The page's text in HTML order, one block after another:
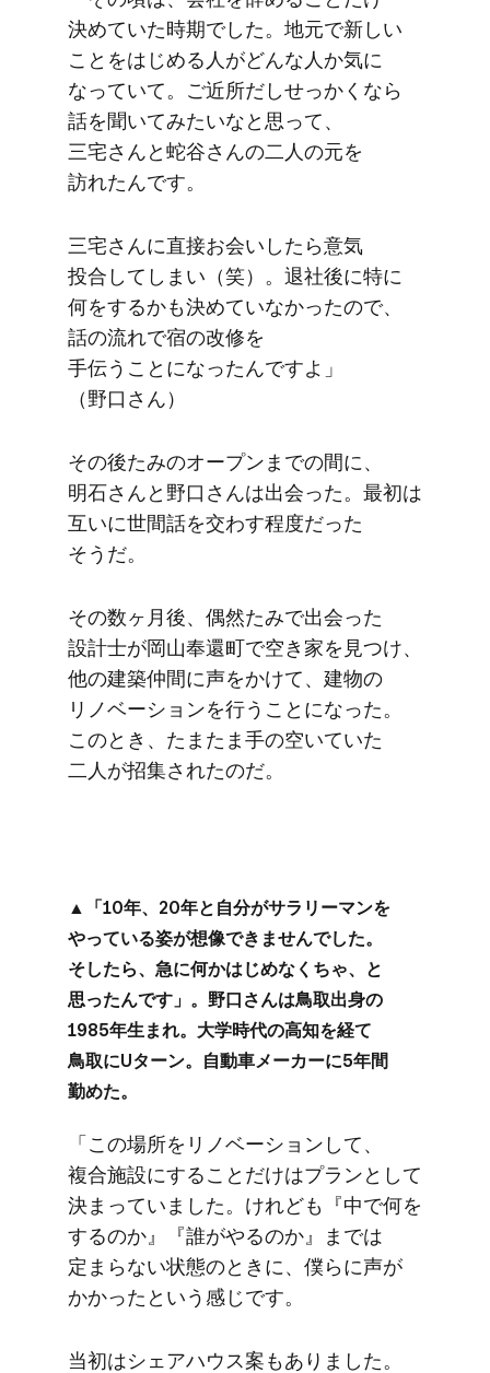
決めて​いた​時期でした。​地元で​新しい​
ことを​はじめる​人が​どんな​人か​気に​
なっていて。​ご近所だしせっかくなら​
話を​聞いてみたいなと​思って、​
三宅さんと​蛇谷さんの​二人の​元を​
訪れたんです。
三宅さんに​直接お会い​したら​意気​
投合してしまい​（笑）。​退社後に​特に​
何を​するかも​決めていなかったので、​
話の​流れで​宿の​改修を​
手伝うことになったんですよ」​
（野口さん）
その​後たみの​オープンまでの​間に、​
明石さんと​野口さんは​出会った。​最初は​
互いに​世間話を​交わす程度だった​
そうだ。
その​数ヶ月後、​偶然たみで​出会った​
設計士が​岡山奉還町で​空き家を​見つけ、​
他の​建築仲間に​声を​かけて、​建物の​
リノベーションを​行う ことになった。​
この​とき、​たまたま​手の​空いていた​
二人が​招集されたのだ。
▲​「10年、​20年と​自分が​サラリーマンを​
やっている​姿が​想像できませんでした。​
そしたら、​急に​何か​はじめなくちゃ、と​
思ったんです」。​野口さんは​鳥取出身の​
1985年生まれ。​大学時代の​高知を​経て​
鳥取に​Uターン。​自動車メーカーに​5年間​
勤めた。
「この​場所を​リノベーションして、​
複合施設に​する​ことだけは​プランと​して​
決まっていました。​けれども​『中で​何を​
するのか』​『誰が​やるのか』までは​
定まらない​状態の​ときに、​僕らに​声が​
かかったと​いう​感じです。
当初は​シェアハウス案も​ありました。​